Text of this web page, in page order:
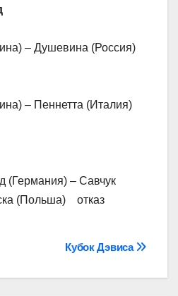
– Душевина (Россия)
– Пеннетта (Италия)
(Германия) – Савчук
(Польша) отказ
Кубок Дэвиса